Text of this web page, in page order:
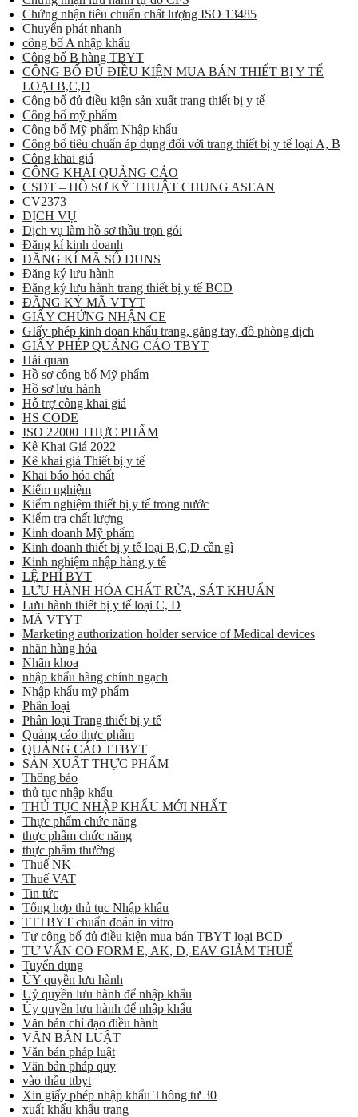
Chứng nhận tiêu chuẩn chất lượng ISO 13485
Chuyển phát nhanh
công bố A nhập khẩu
Công bố B hàng TBYT
CÔNG BỐ ĐỦ ĐIỀU KIỆN MUA BÁN THIẾT BỊ Y TẾ
LOẠI B,C,D
Công bố đủ điều kiện sản xuất trang thiết bị y tế
Công bố mỹ phẩm
Công bố Mỹ phẩm Nhập khẩu
Công bố tiêu chuẩn áp dụng đối với trang thiết bị y tế loại A, B
Công khai giá
CÔNG KHAI QUẢNG CÁO
CSDT – HỒ SƠ KỸ THUẬT CHUNG ASEAN
CV2373
DỊCH VỤ
Dịch vụ làm hồ sơ thầu trọn gói
Đăng kí kinh doanh
ĐĂNG KÍ MÃ SỐ DUNS
Đăng ký lưu hành
Đăng ký lưu hành trang thiết bị y tế BCD
ĐĂNG KÝ MÃ VTYT
GIẤY CHỨNG NHẬN CE
GIấy phép kinh doan khẩu trang, găng tay, đồ phòng dịch
GIẤY PHÉP QUẢNG CÁO TBYT
Hải quan
Hồ sơ công bố Mỹ phẩm
Hồ sơ lưu hành
Hỗ trợ công khai giá
HS CODE
ISO 22000 THỰC PHẨM
Kê Khai Giá 2022
Kê khai giá Thiết bị y tế
Khai báo hóa chất
Kiểm nghiệm
Kiểm nghiệm thiết bị y tế trong nước
Kiểm tra chất lượng
Kinh doanh Mỹ phẩm
Kinh doanh thiết bị y tế loại B,C,D cần gì
Kinh nghiệm nhập hàng y tế
LỆ PHÍ BYT
LƯU HÀNH HÓA CHẤT RỬA, SÁT KHUẨN
Lưu hành thiết bị y tế loại C, D
MÃ VTYT
Marketing authorization holder service of Medical devices
nhãn hàng hóa
Nhãn khoa
nhập khẩu hàng chính ngạch
Nhập khẩu mỹ phẩm
Phân loại
Phân loại Trang thiết bị y tế
Quảng cáo thực phẩm
QUẢNG CÁO TTBYT
SẢN XUẤT THỰC PHẨM
Thông báo
thủ tục nhập khẩu
THỦ TỤC NHẬP KHẨU MỚI NHẤT
Thực phẩm chức năng
thực phẩm chức năng
thực phẩm thường
Thuế NK
Thuế VAT
Tin tức
Tổng hợp thủ tục Nhập khẩu
TTTBYT chuẩn đoán in vitro
Tự công bố đủ điều kiện mua bán TBYT loại BCD
TƯ VẤN CO FORM E, AK, D, EAV GIẢM THUẾ
Tuyển dụng
ỦY quyền lưu hành
Uỷ quyền lưu hành để nhập khẩu
Ủy quyền lưu hành để nhập khẩu
Văn bản chỉ đạo điều hành
VĂN BẢN LUẬT
Văn bản pháp luật
Văn bản pháp quy
vào thầu ttbyt
Xin giấy phép nhập khẩu Thông tư 30
xuất khẩu khẩu trang